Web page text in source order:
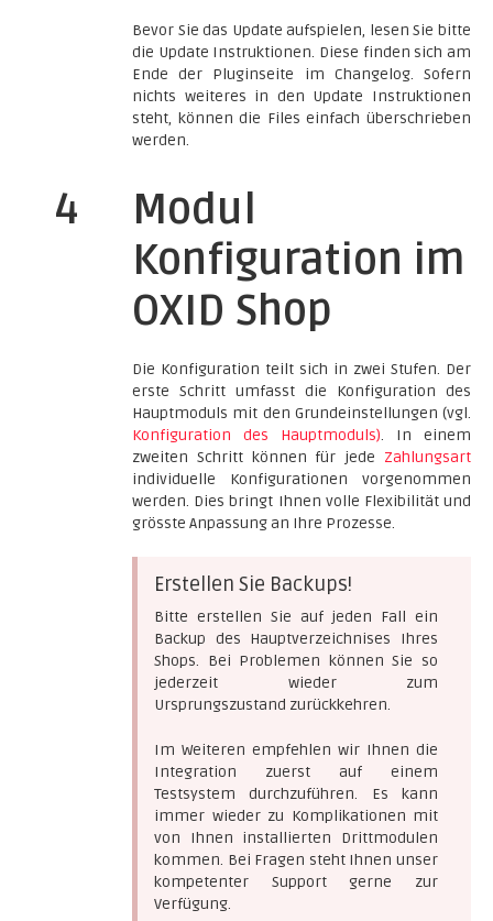
Bevor Sie das Update aufspielen, lesen Sie bitte
die Update Instruktionen. Diese finden sich am
Ende der Pluginseite im Changelog. Sofern
nichts weiteres in den Update Instruktionen
steht, können die Files einfach überschrieben
werden.
4
Modul
Konfiguration im
OXID Shop
Die Konfiguration teilt sich in zwei Stufen. Der
erste Schritt umfasst die Konfiguration des
Hauptmoduls mit den Grundeinstellungen (vgl.
Konfiguration des Hauptmoduls). In einem
zweiten Schritt können für jede Zahlungsart
individuelle Konfigurationen vorgenommen
werden. Dies bringt Ihnen volle Flexibilität und
grösste Anpassung an Ihre Prozesse.
Erstellen Sie Backups!
Bitte erstellen Sie auf jeden Fall ein
Backup des Hauptverzeichnises Ihres
Shops. Bei Problemen können Sie so
jederzeit wieder zum
Ursprungszustand zurückkehren.
Im Weiteren empfehlen wir Ihnen die
Integration zuerst auf einem
Testsystem durchzuführen. Es kann
immer wieder zu Komplikationen mit
von Ihnen installierten Drittmodulen
kommen. Bei Fragen steht Ihnen unser
kompetenter Support gerne zur
Verfügung.